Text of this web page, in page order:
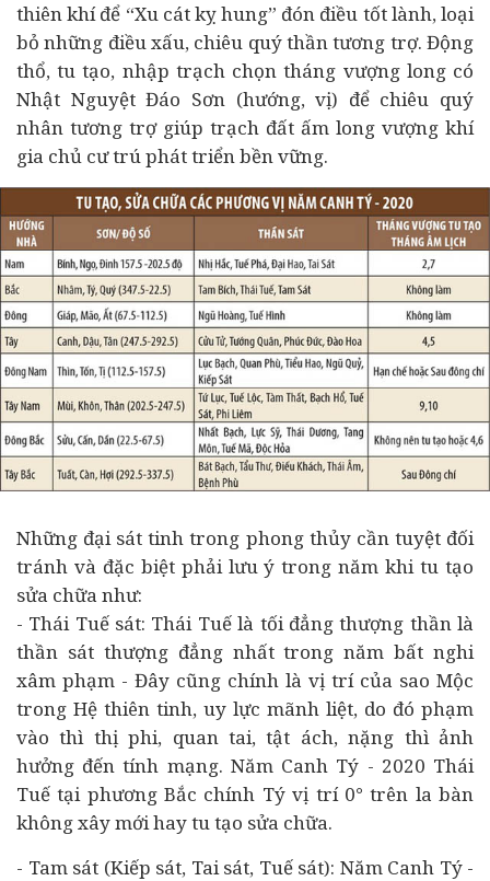
thiên khí để “Xu cát kỵ hung” đón điều tốt lành, loại
bỏ những điều xấu, chiêu quý thần tương trợ. Động
thổ, tu tạo, nhập trạch chọn tháng vượng long có
Nhật Nguyệt Đáo Sơn (hướng, vị) để chiêu quý
nhân tương trợ giúp trạch đất ấm long vượng khí
gia chủ cư trú phát triển bền vững.
Những đại sát tinh trong phong thủy cần tuyệt đối
tránh và đặc biệt phải lưu ý trong năm khi tu tạo
sửa chữa như:
- Thái Tuế sát: Thái Tuế là tối đẳng thượng thần là
thần sát thượng đẳng nhất trong năm bất nghi
xâm phạm - Đây cũng chính là vị trí của sao Mộc
trong Hệ thiên tinh, uy lực mãnh liệt, do đó phạm
vào thì thị phi, quan tai, tật ách, nặng thì ảnh
hưởng đến tính mạng. Năm Canh Tý - 2020 Thái
Tuế tại phương Bắc chính Tý vị trí 0° trên la bàn
không xây mới hay tu tạo sửa chữa.
- Tam sát (Kiếp sát, Tai sát, Tuế sát): Năm Canh Tý -